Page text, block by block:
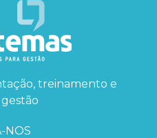
treinamento e
NOS